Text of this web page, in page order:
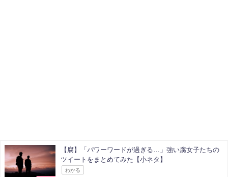
【腐】「パワーワードが過ぎる…」強い腐女子たちの
ツイートをまとめてみた【小ネタ】
わかる